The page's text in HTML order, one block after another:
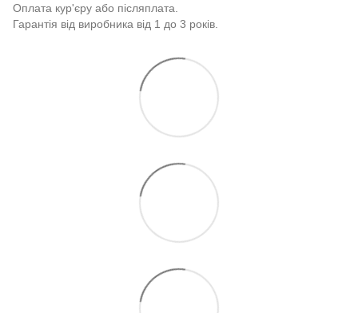
Оплата кур'єру або післяплата.
Гарантія від виробника від 1 до 3 років.